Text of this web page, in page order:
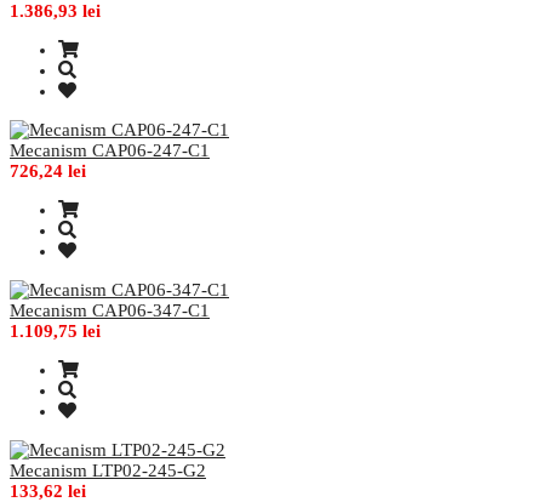
1.386,93 lei
Mecanism CAP06-247-C1
726,24 lei
Mecanism CAP06-347-C1
1.109,75 lei
Mecanism LTP02-245-G2
133,62 lei